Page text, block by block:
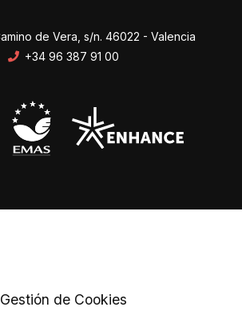
de Vera, s/n. 46022 - Valencia
+34 96 387 91 00
Gestión de Cookies